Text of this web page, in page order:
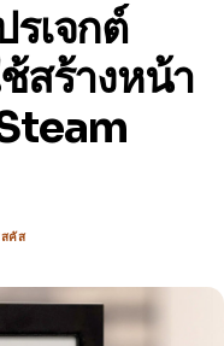
เจกต์
สร้างหน้า
คัส